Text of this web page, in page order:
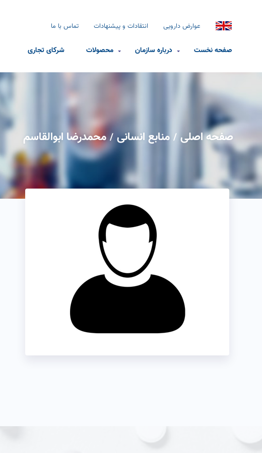
عوارض دارویی انتقادات و پیشنهادات تماس با ما
صفحه نخست درباره سازمان محصولات شرکای تجاری
صفحه اصلی / منابع انسانی / محمدرضا ابوالقاسم